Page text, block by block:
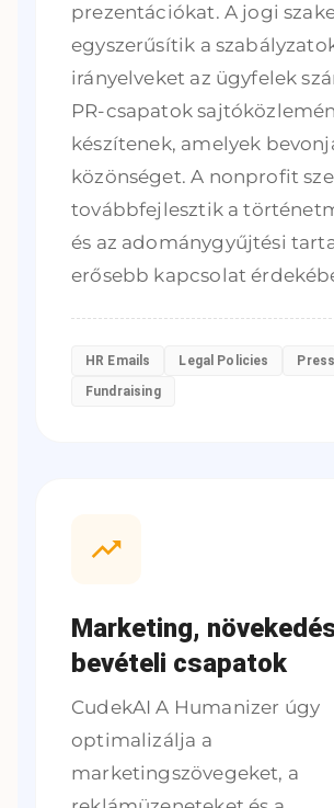
prezentációkat. A jogi
egyszerűsítik a
irányelveket az ügyfelek
PR-csapatok
készítenek, amelyek
közönséget. A nonprofit
továbbfejlesztik a
és az adománygyűjtési
erősebb kapcsolat
HR Emails Legal Policies
Fundraising
Marketing,
bevételi csapatok
CudekAI A Humanizer úgy
optimalizálja a
marketingszövegeket, a